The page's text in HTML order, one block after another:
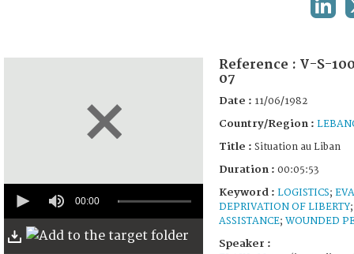
seconds
minutes,
00:00
Reference : V-S-
07
Date : 11/06/1982
Country/Region :
Title : Situation au Liban
Duration : 00:05:53
Keyword : LOGISTICS;
DEPRIVATION OF LIBERTY
ASSISTANCE; WOUNDED
Speaker :